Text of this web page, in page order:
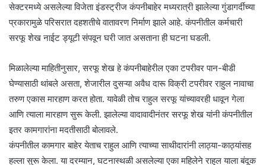
सेक्टरमध्ये असलेल्या विजेता इंडस्ट्रीज कंपनीबाहेर मध्यरात्री झालेल्या गुंडागर्दीच्या
प्रकारामुळे परिसरात दहशतीचे वातावरण निर्माण झाले आहे. कंपनीतील कर्मचारी
सरफू शेख नाईट ड्यूटी संपवून घरी जात असताना ही घटना घडली.
मिळालेल्या माहितीनुसार, सरफू शेख हे कंपनीबाहेरील एका टपरीवर पान-बीडी
घेण्यासाठी थांबले असता, शेजारील दुसऱ्या अवैध दारू विक्री टपरीवर राहुल नावाचा
तरुण एकास मारहाण करत होता. यावेळी तोच राहुल सरफू यांच्यावरही धावून गेला
आणि त्याला मारहाण सुरू केली. झालेल्या वादावादीनंतर सरफू शेख यांनी कंपनीतील
इतर कामगारांना मदतीसाठी बोलावले.
कंपनीतील कामगार बाहेर येताच राहुल आणि त्याच्या साथीदारांनी लाठ्या-काठ्यांसह
हल्ला सुरू केला. या दरम्यान, घटनास्थळी असलेल्या एका महिलेने राहुल याला बंदूक